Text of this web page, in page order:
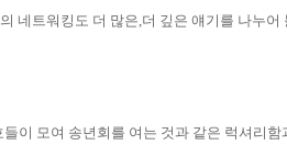
네트워킹도 더 많은 더 깊은 얘기를 나누어
이 모여 송년회를 여는 것과 같은 럭셔리함